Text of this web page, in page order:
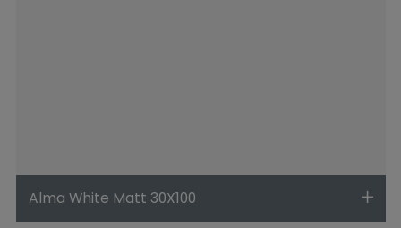
Alma White Matt 30X100